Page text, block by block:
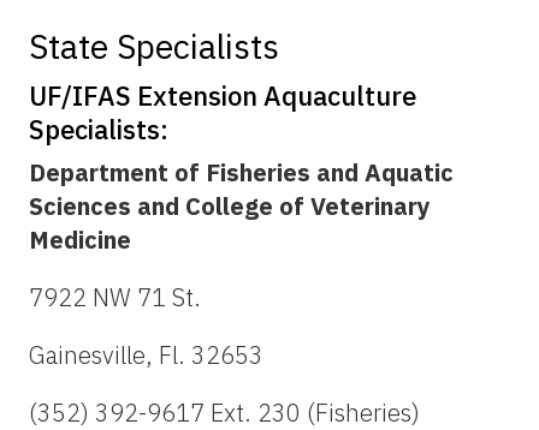
State Specialists
UF/IFAS Extension Aquaculture
Specialists:
Department of Fisheries and Aquatic
Sciences and College of Veterinary
Medicine
7922 NW 71 St.
Gainesville, Fl. 32653
(352) 392-9617 Ext. 230 (Fisheries)